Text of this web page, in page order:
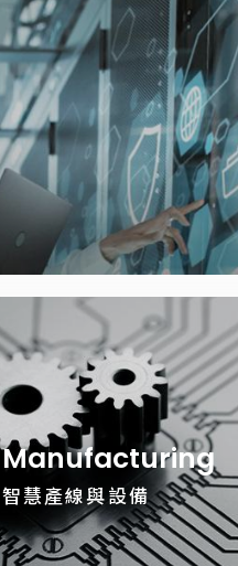
Manufacturing
智慧產線與設備